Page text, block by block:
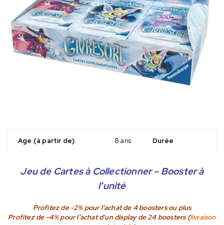
Age (à partir de) 8 ans Durée
Jeu de Cartes à Collectionner – Booster à
l’unité
Profitez de -2% pour l’achat de 4 boosters ou plus
Profitez de -4% pour l’achat d’un display de 24 boosters (livraison